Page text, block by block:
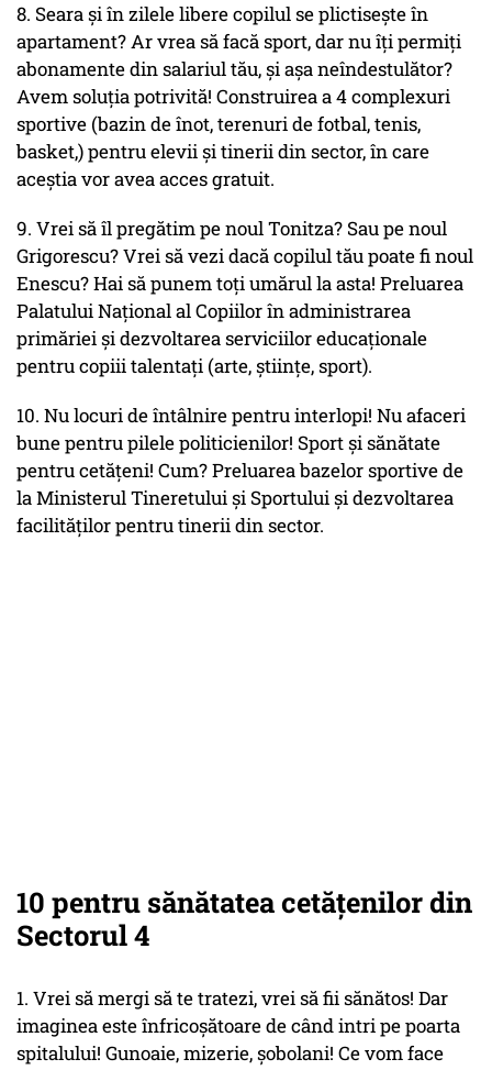
8. Seara și în zilele libere copilul se plictisește în
apartament? Ar vrea să facă sport, dar nu îți permiți
abonamente din salariul tău, și așa neîndestulător?
Avem soluția potrivită! Construirea a 4 complexuri
sportive (bazin de înot, terenuri de fotbal, tenis,
basket,) pentru elevii și tinerii din sector, în care
aceștia vor avea acces gratuit.
9. Vrei să îl pregătim pe noul Tonitza? Sau pe noul
Grigorescu? Vrei să vezi dacă copilul tău poate fi noul
Enescu? Hai să punem toți umărul la asta! Preluarea
Palatului Național al Copiilor în administrarea
primăriei și dezvoltarea serviciilor educaționale
pentru copiii talentați (arte, științe, sport).
10. Nu locuri de întâlnire pentru interlopi! Nu afaceri
bune pentru pilele politicienilor! Sport și sănătate
pentru cetățeni! Cum? Preluarea bazelor sportive de
la Ministerul Tineretului și Sportului și dezvoltarea
facilităților pentru tinerii din sector.
10 pentru sănătatea cetățenilor din
Sectorul 4
1. Vrei să mergi să te tratezi, vrei să fii sănătos! Dar
imaginea este înfricoșătoare de când intri pe poarta
spitalului! Gunoaie, mizerie, șobolani! Ce vom face